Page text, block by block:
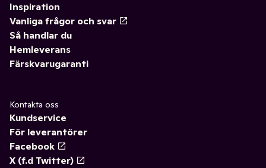
Inspiration
Vanliga frågor och svar
Så handlar du
Hemleverans
Färskvarugaranti
Kontakta oss
Kundservice
För leverantörer
Facebook
X (f.d Twitter)